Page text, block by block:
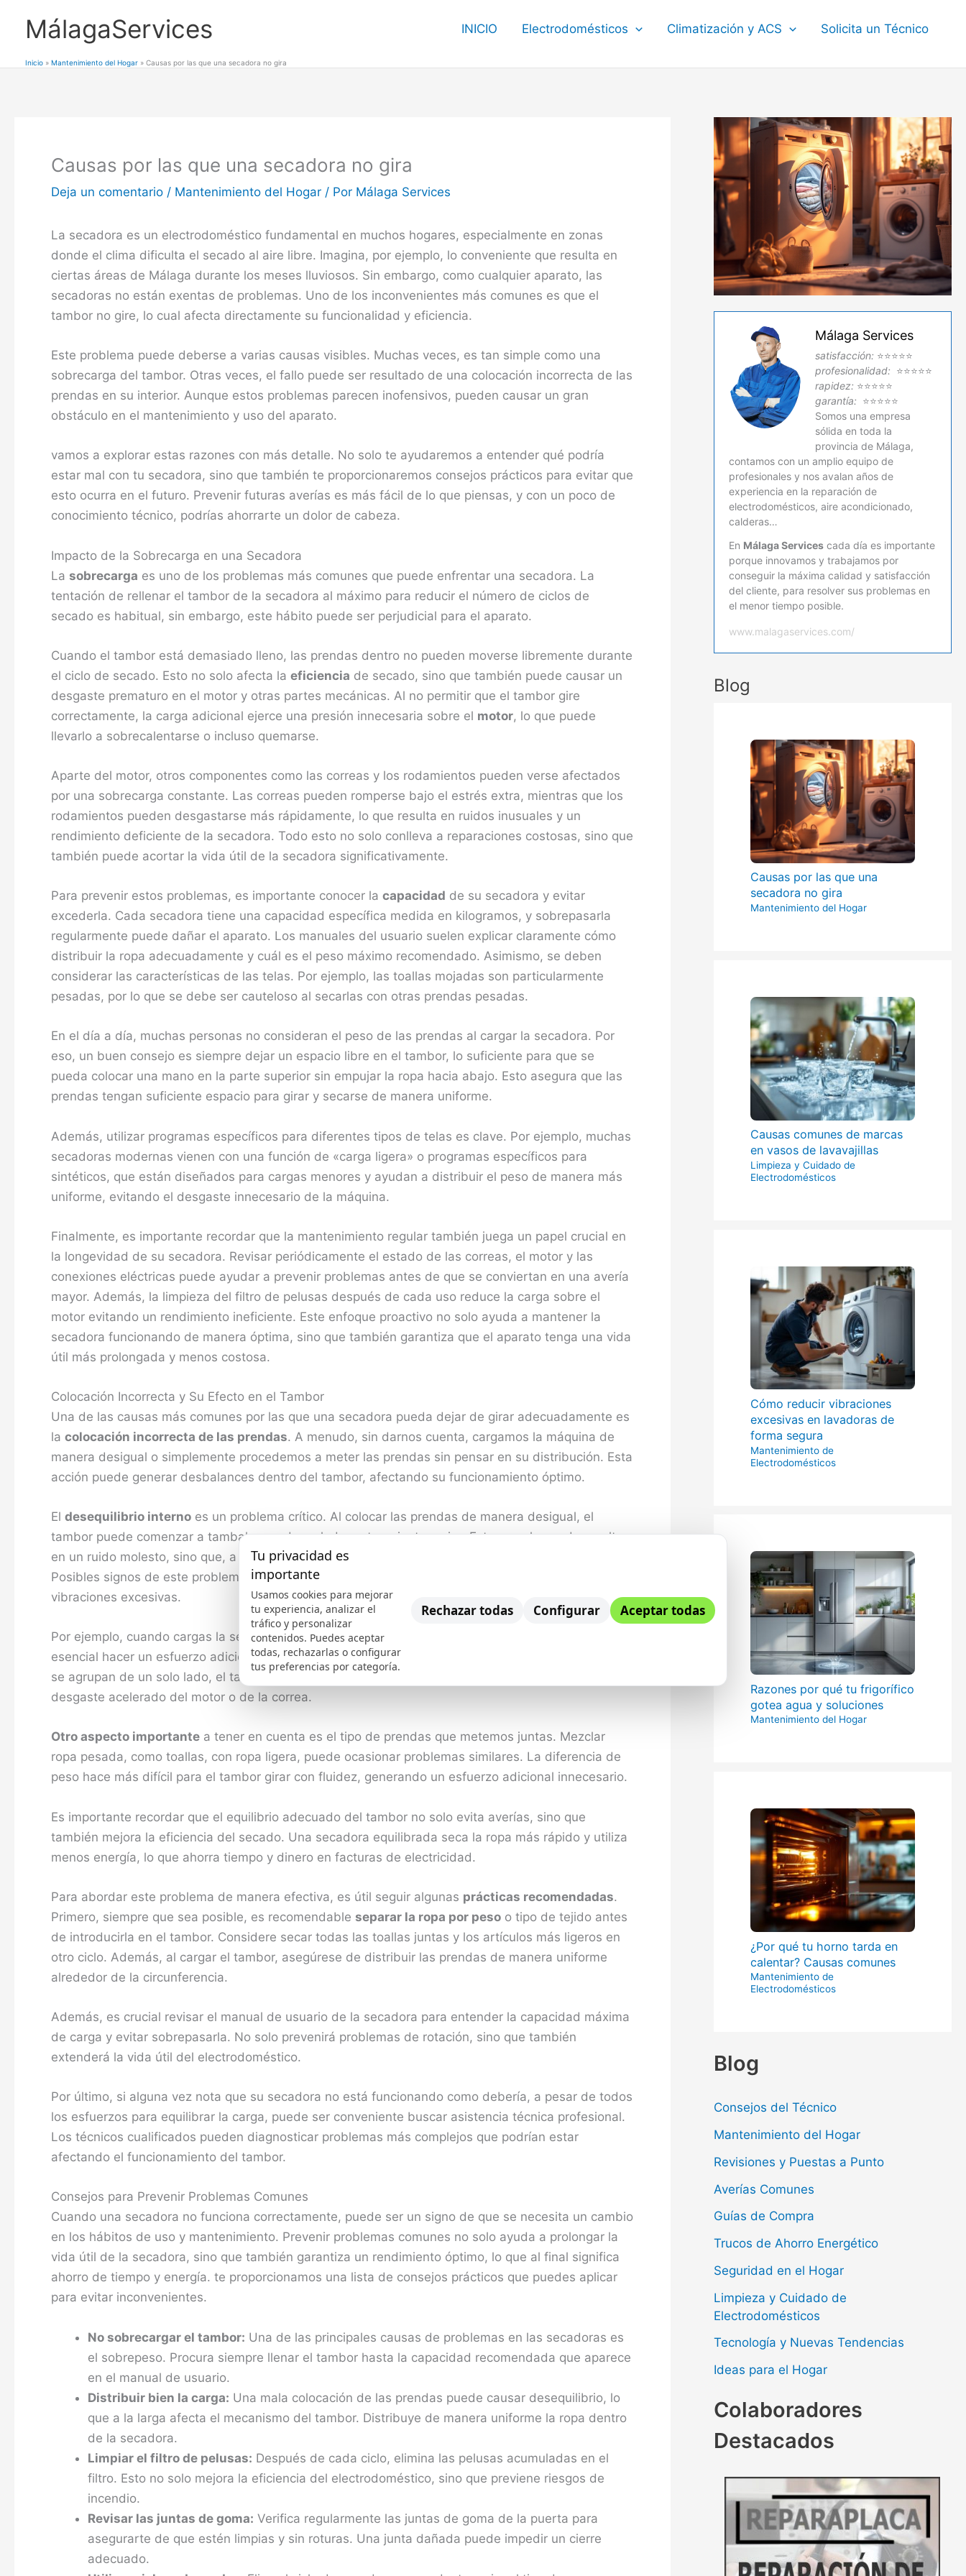
MálagaServices INICIO Electrodomésticos Climatización y ACS Solicita un Técnico
Inicio Mantenimiento del Hogar Causas por las que una secadora no gira
Causas por las que una secadora no gira
Deja un comentario / Mantenimiento del Hogar / Por Málaga Services
La secadora es un electrodoméstico fundamental en muchos hogares, especialmente en zonas
donde el clima dificulta el secado al aire libre. Imagina, por ejemplo, lo conveniente que resulta en
ciertas áreas de Málaga durante los meses lluviosos. Sin embargo, como cualquier aparato, las
secadoras no están exentas de problemas. Uno de los inconvenientes más comunes es que el
tambor no gire, lo cual afecta directamente su funcionalidad y eficiencia.
Este problema puede deberse a varias causas visibles. Muchas veces, es tan simple como una
sobrecarga del tambor. Otras veces, el fallo puede ser resultado de una colocación incorrecta de las
prendas en su interior. Aunque estos problemas parecen inofensivos, pueden causar un gran
obstáculo en el mantenimiento y uso del aparato.
vamos a explorar estas razones con más detalle. No solo te ayudaremos a entender qué podría
estar mal con tu secadora, sino que también te proporcionaremos consejos prácticos para evitar que
esto ocurra en el futuro. Prevenir futuras averías es más fácil de lo que piensas, y con un poco de
conocimiento técnico, podrías ahorrarte un dolor de cabeza.
Impacto de la Sobrecarga en una Secadora
La sobrecarga es uno de los problemas más comunes que puede enfrentar una secadora. La
tentación de rellenar el tambor de la secadora al máximo para reducir el número de ciclos de
secado es habitual, sin embargo, este hábito puede ser perjudicial para el aparato.
Cuando el tambor está demasiado lleno, las prendas dentro no pueden moverse libremente durante
el ciclo de secado. Esto no solo afecta la eficiencia de secado, sino que también puede causar un
desgaste prematuro en el motor y otras partes mecánicas. Al no permitir que el tambor gire
correctamente, la carga adicional ejerce una presión innecesaria sobre el motor, lo que puede
llevarlo a sobrecalentarse o incluso quemarse.
Aparte del motor, otros componentes como las correas y los rodamientos pueden verse afectados
por una sobrecarga constante. Las correas pueden romperse bajo el estrés extra, mientras que los
rodamientos pueden desgastarse más rápidamente, lo que resulta en ruidos inusuales y un
rendimiento deficiente de la secadora. Todo esto no solo conlleva a reparaciones costosas, sino que
también puede acortar la vida útil de la secadora significativamente.
Para prevenir estos problemas, es importante conocer la capacidad de su secadora y evitar
excederla. Cada secadora tiene una capacidad específica medida en kilogramos, y sobrepasarla
regularmente puede dañar el aparato. Los manuales del usuario suelen explicar claramente cómo
distribuir la ropa adecuadamente y cuál es el peso máximo recomendado. Asimismo, se deben
considerar las características de las telas. Por ejemplo, las toallas mojadas son particularmente
pesadas, por lo que se debe ser cauteloso al secarlas con otras prendas pesadas.
En el día a día, muchas personas no consideran el peso de las prendas al cargar la secadora. Por
eso, un buen consejo es siempre dejar un espacio libre en el tambor, lo suficiente para que se
pueda colocar una mano en la parte superior sin empujar la ropa hacia abajo. Esto asegura que las
prendas tengan suficiente espacio para girar y secarse de manera uniforme.
Además, utilizar programas específicos para diferentes tipos de telas es clave. Por ejemplo, muchas
secadoras modernas vienen con una función de «carga ligera» o programas específicos para
sintéticos, que están diseñados para cargas menores y ayudan a distribuir el peso de manera más
uniforme, evitando el desgaste innecesario de la máquina.
Finalmente, es importante recordar que la mantenimiento regular también juega un papel crucial en
la longevidad de su secadora. Revisar periódicamente el estado de las correas, el motor y las
conexiones eléctricas puede ayudar a prevenir problemas antes de que se conviertan en una avería
mayor. Además, la limpieza del filtro de pelusas después de cada uso reduce la carga sobre el
motor evitando un rendimiento ineficiente. Este enfoque proactivo no solo ayuda a mantener la
secadora funcionando de manera óptima, sino que también garantiza que el aparato tenga una vida
útil más prolongada y menos costosa.
Colocación Incorrecta y Su Efecto en el Tambor
Una de las causas más comunes por las que una secadora pueda dejar de girar adecuadamente es
la colocación incorrecta de las prendas. A menudo, sin darnos cuenta, cargamos la máquina de
manera desigual o simplemente procedemos a meter las prendas sin pensar en su distribución. Esta
acción puede generar desbalances dentro del tambor, afectando su funcionamiento óptimo.
El desequilibrio interno es un problema crítico. Al colocar las prendas de manera desigual, el
tambor puede comenzar a tambalearse de un lado a otro mientras gira. Esto no solo puede resultar
en un ruido molesto, sino que, a largo plazo, puede dañar los componentes internos de la secadora.
Posibles signos de este problema incluyen sonidos inusuales durante el ciclo de secado o incluso
vibraciones excesivas.
Por ejemplo, cuando cargas la secadora con piezas grandes, como edredones o mantas, es
esencial hacer un esfuerzo adicional para distribuirlas uniformemente. Si estas piezas se enredan y
se agrupan de un solo lado, el tambor tendrá que trabajar extra para girar, lo que puede llevar a un
desgaste acelerado del motor o de la correa.
Otro aspecto importante a tener en cuenta es el tipo de prendas que metemos juntas. Mezclar
ropa pesada, como toallas, con ropa ligera, puede ocasionar problemas similares. La diferencia de
peso hace más difícil para el tambor girar con fluidez, generando un esfuerzo adicional innecesario.
Es importante recordar que el equilibrio adecuado del tambor no solo evita averías, sino que
también mejora la eficiencia del secado. Una secadora equilibrada seca la ropa más rápido y utiliza
menos energía, lo que ahorra tiempo y dinero en facturas de electricidad.
Para abordar este problema de manera efectiva, es útil seguir algunas prácticas recomendadas.
Primero, siempre que sea posible, es recomendable separar la ropa por peso o tipo de tejido antes
de introducirla en el tambor. Considere secar todas las toallas juntas y los artículos más ligeros en
otro ciclo. Además, al cargar el tambor, asegúrese de distribuir las prendas de manera uniforme
alrededor de la circunferencia.
Además, es crucial revisar el manual de usuario de la secadora para entender la capacidad máxima
de carga y evitar sobrepasarla. No solo prevenirá problemas de rotación, sino que también
extenderá la vida útil del electrodoméstico.
Por último, si alguna vez nota que su secadora no está funcionando como debería, a pesar de todos
los esfuerzos para equilibrar la carga, puede ser conveniente buscar asistencia técnica profesional.
Los técnicos cualificados pueden diagnosticar problemas más complejos que podrían estar
afectando el funcionamiento del tambor.
Consejos para Prevenir Problemas Comunes
Cuando una secadora no funciona correctamente, puede ser un signo de que se necesita un cambio
en los hábitos de uso y mantenimiento. Prevenir problemas comunes no solo ayuda a prolongar la
vida útil de la secadora, sino que también garantiza un rendimiento óptimo, lo que al final significa
ahorro de tiempo y energía. te proporcionamos una lista de consejos prácticos que puedes aplicar
para evitar inconvenientes.
No sobrecargar el tambor: Una de las principales causas de problemas en las secadoras es
el sobrepeso. Procura siempre llenar el tambor hasta la capacidad recomendada que aparece
en el manual de usuario.
Distribuir bien la carga: Una mala colocación de las prendas puede causar desequilibrio, lo
que a la larga afecta el mecanismo del tambor. Distribuye de manera uniforme la ropa dentro
de la secadora.
Limpiar el filtro de pelusas: Después de cada ciclo, elimina las pelusas acumuladas en el
filtro. Esto no solo mejora la eficiencia del electrodoméstico, sino que previene riesgos de
incendio.
Revisar las juntas de goma: Verifica regularmente las juntas de goma de la puerta para
asegurarte de que estén limpias y sin roturas. Una junta dañada puede impedir un cierre
adecuado.
Málaga Services
satisfacción: ⭐⭐⭐⭐⭐
profesionalidad: ⭐⭐⭐⭐⭐
rapidez: ⭐⭐⭐⭐⭐
garantía: ⭐⭐⭐⭐⭐
Somos una empresa
sólida en toda la
provincia de Málaga,
contamos con un amplio equipo de
profesionales y nos avalan años de
experiencia en la reparación de
electrodomésticos, aire acondicionado,
calderas…
En Málaga Servicescada día es importante
porque innovamos y trabajamos por
conseguir la máxima calidad y satisfacción
del cliente, para resolver sus problemas en
el menor tiempo posible.
www.malagaservices.com/
Blog
Causas por las que una
secadora no gira
Mantenimiento del Hogar
Causas comunes de marcas
en vasos de lavavajillas
Limpieza y Cuidado de
Electrodomésticos
Cómo reducir vibraciones
excesivas en lavadoras de
forma segura
Mantenimiento de
Electrodomésticos
Razones por qué tu frigorífico
gotea agua y soluciones
Mantenimiento del Hogar
¿Por qué tu horno tarda en
calentar? Causas comunes
Mantenimiento de
Electrodomésticos
Blog
Consejos del Técnico
Mantenimiento del Hogar
Revisiones y Puestas a Punto
Averías Comunes
Guías de Compra
Trucos de Ahorro Energético
Seguridad en el Hogar
Limpieza y Cuidado de
Electrodomésticos
Tecnología y Nuevas Tendencias
Ideas para el Hogar
Colaboradores
Destacados
Tu privacidad es
importante
Usamos cookies para mejorar
tu experiencia, analizar el
tráfico y personalizar
contenidos. Puedes aceptar
todas, rechazarlas o configurar
tus preferencias por categoría.
Rechazar todas Configurar Aceptar todas